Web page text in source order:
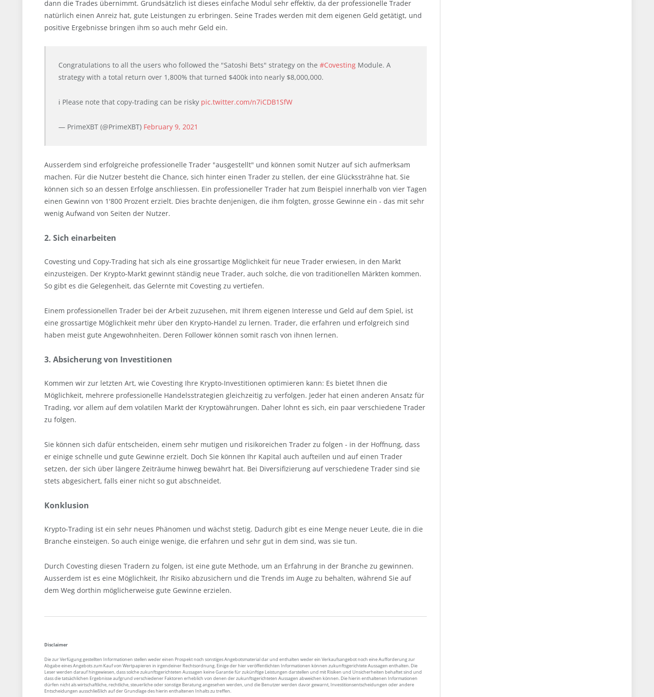
dann die Trades übernimmt. Grundsätzlich ist dieses einfache Modul sehr effektiv, da der professionelle Trader
natürlich einen Anreiz hat, gute Leistungen zu erbringen. Seine Trades werden mit dem eigenen Geld getätigt, und
positive Ergebnisse bringen ihm so auch mehr Geld ein.
Congratulations to all the users who followed the "Satoshi Bets" strategy on the #CovestingModule. A
strategy with a total return over 1,800% that turned $400k into nearly $8,000,000.
ℹ️ Please note that copy-trading can be risky pic.twitter.com/n7iCDB1SfW
— PrimeXBT (@PrimeXBT) February 9, 2021
Ausserdem sind erfolgreiche professionelle Trader "ausgestellt" und können somit Nutzer auf sich aufmerksam
machen. Für die Nutzer besteht die Chance, sich hinter einen Trader zu stellen, der eine Glückssträhne hat. Sie
können sich so an dessen Erfolge anschliessen. Ein professioneller Trader hat zum Beispiel innerhalb von vier Tagen
einen Gewinn von 1'800 Prozent erzielt. Dies brachte denjenigen, die ihm folgten, grosse Gewinne ein - das mit sehr
wenig Aufwand von Seiten der Nutzer.
2. Sich einarbeiten
Covesting und Copy-Trading hat sich als eine grossartige Möglichkeit für neue Trader erwiesen, in den Markt
einzusteigen. Der Krypto-Markt gewinnt ständig neue Trader, auch solche, die von traditionellen Märkten kommen.
So gibt es die Gelegenheit, das Gelernte mit Covesting zu vertiefen.
Einem professionellen Trader bei der Arbeit zuzusehen, mit Ihrem eigenen Interesse und Geld auf dem Spiel, ist
eine grossartige Möglichkeit mehr über den Krypto-Handel zu lernen. Trader, die erfahren und erfolgreich sind
haben meist gute Angewohnheiten. Deren Follower können somit rasch von ihnen lernen.
3. Absicherung von Investitionen
Kommen wir zur letzten Art, wie Covesting Ihre Krypto-Investitionen optimieren kann: Es bietet Ihnen die
Möglichkeit, mehrere professionelle Handelsstrategien gleichzeitig zu verfolgen. Jeder hat einen anderen Ansatz für
Trading, vor allem auf dem volatilen Markt der Kryptowährungen. Daher lohnt es sich, ein paar verschiedene Trader
zu folgen.
Sie können sich dafür entscheiden, einem sehr mutigen und risikoreichen Trader zu folgen - in der Hoffnung, dass
er einige schnelle und gute Gewinne erzielt. Doch Sie können Ihr Kapital auch aufteilen und auf einen Trader
setzen, der sich über längere Zeiträume hinweg bewährt hat. Bei Diversifizierung auf verschiedene Trader sind sie
stets abgesichert, falls einer nicht so gut abschneidet.
Konklusion
Krypto-Trading ist ein sehr neues Phänomen und wächst stetig. Dadurch gibt es eine Menge neuer Leute, die in die
Branche einsteigen. So auch einige wenige, die erfahren und sehr gut in dem sind, was sie tun.
Durch Covesting diesen Tradern zu folgen, ist eine gute Methode, um an Erfahrung in der Branche zu gewinnen.
Ausserdem ist es eine Möglichkeit, Ihr Risiko abzusichern und die Trends im Auge zu behalten, während Sie auf
dem Weg dorthin möglicherweise gute Gewinne erzielen.
Disclaimer
Die zur Verfügung gestellten Informationen stellen weder einen Prospekt noch sonstiges Angebotsmaterial dar und enthalten weder ein Verkaufsangebot noch eine Aufforderung zur
Abgabe eines Angebots zum Kauf von Wertpapieren in irgendeiner Rechtsordnung. Einige der hier veröffentlichten Informationen können zukunftsgerichtete Aussagen enthalten. Die
Leser werden darauf hingewiesen, dass solche zukunftsgerichteten Aussagen keine Garantie für zukünftige Leistungen darstellen und mit Risiken und Unsicherheiten behaftet sind und
dass die tatsächlichen Ergebnisse aufgrund verschiedener Faktoren erheblich von denen der zukunftsgerichteten Aussagen abweichen können. Die hierin enthaltenen Informationen
dürfen nicht als wirtschaftliche, rechtliche, steuerliche oder sonstige Beratung angesehen werden, und die Benutzer werden davor gewarnt, Investitionsentscheidungen oder andere
Entscheidungen ausschließlich auf der Grundlage des hierin enthaltenen Inhalts zu treffen.